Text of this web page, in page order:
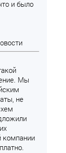
и было
Мы
не
компании